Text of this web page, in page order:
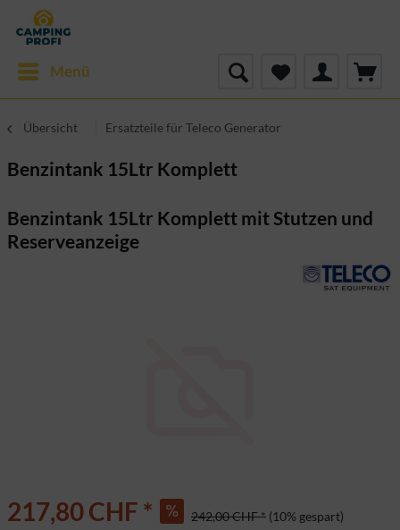
Menü
Übersicht Ersatzteile für Teleco Generator
Benzintank 15Ltr Komplett
Benzintank 15Ltr Komplett mit Stutzen und
Reserveanzeige
217,80 CHF * 242,00 CHF * (10% gespart)